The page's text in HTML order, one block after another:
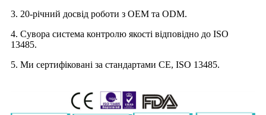
3. 20-річний досвід роботи з OEM та ODM.
4. Сувора система контролю якості відповідно до ISO
13485.
5. Ми сертифіковані за стандартами CE, ISO 13485.